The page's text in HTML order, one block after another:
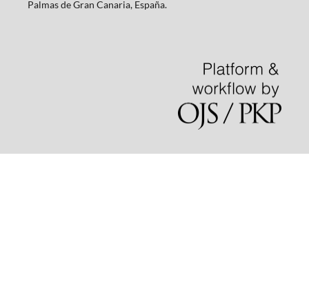
Palmas de Gran Canaria, España.